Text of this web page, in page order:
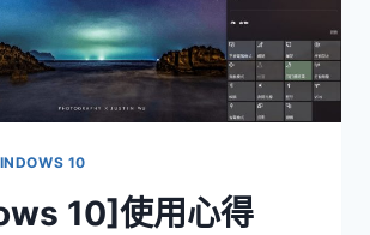
10
10]使用心得